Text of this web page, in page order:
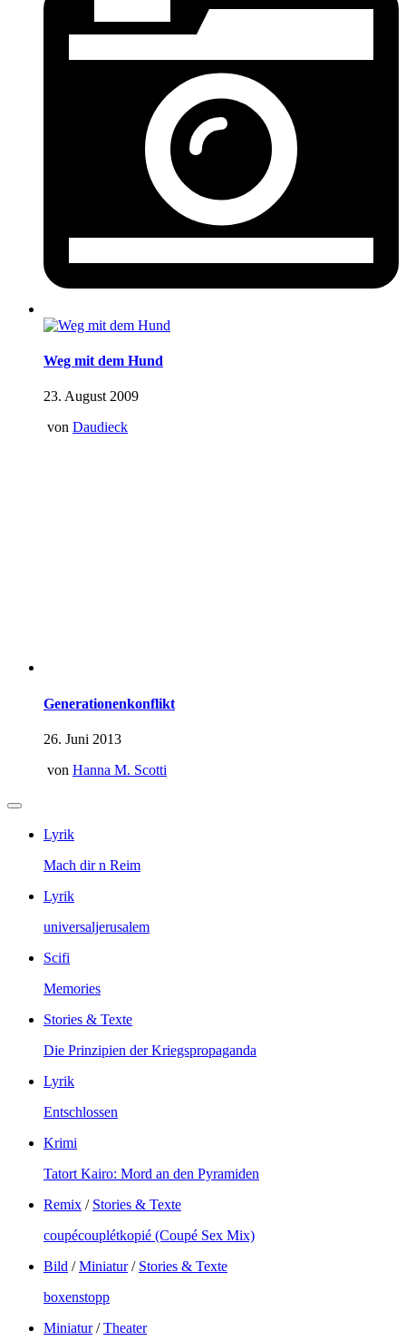
Weg mit dem Hund
23. August 2009
von Daudieck
Generationenkonflikt
26. Juni 2013
von Hanna M. Scotti
Lyrik
Mach dir n Reim
Lyrik
universaljerusalem
Scifi
Memories
Stories & Texte
Die Prinzipien der Kriegspropaganda
Lyrik
Entschlossen
Krimi
Tatort Kairo: Mord an den Pyramiden
Remix / Stories & Texte
coupécouplétkopié (Coupé Sex Mix)
Bild /Miniatur/ Stories & Texte
boxenstopp
Miniatur/Theater